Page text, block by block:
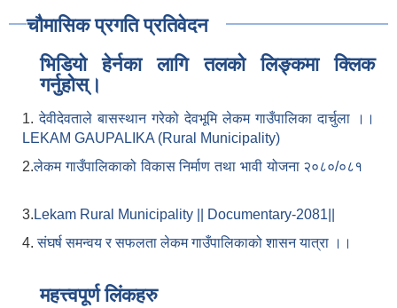
चौमासिक प्रगति प्रतिवेदन
भिडियो हेर्नका लागि तलको लिङ्कमा क्लिक
गर्नुहोस्।
1.देवीदेवताले बासस्थान गरेको देवभूमि लेकम गाउँपालिका दार्चुला ।।
LEKAM GAUPALIKA (Rural Municipality)
2.लेकम गाउँपालिकाको विकास निर्माण तथा भावी योजना २०८०/०८१
3. Lekam Rural Municipality || Documentary-2081||
4.संघर्ष समन्वय र सफलता लेकम गाउँपालिकाको शासन यात्रा ।।
महत्त्वपूर्ण लिंकहरु